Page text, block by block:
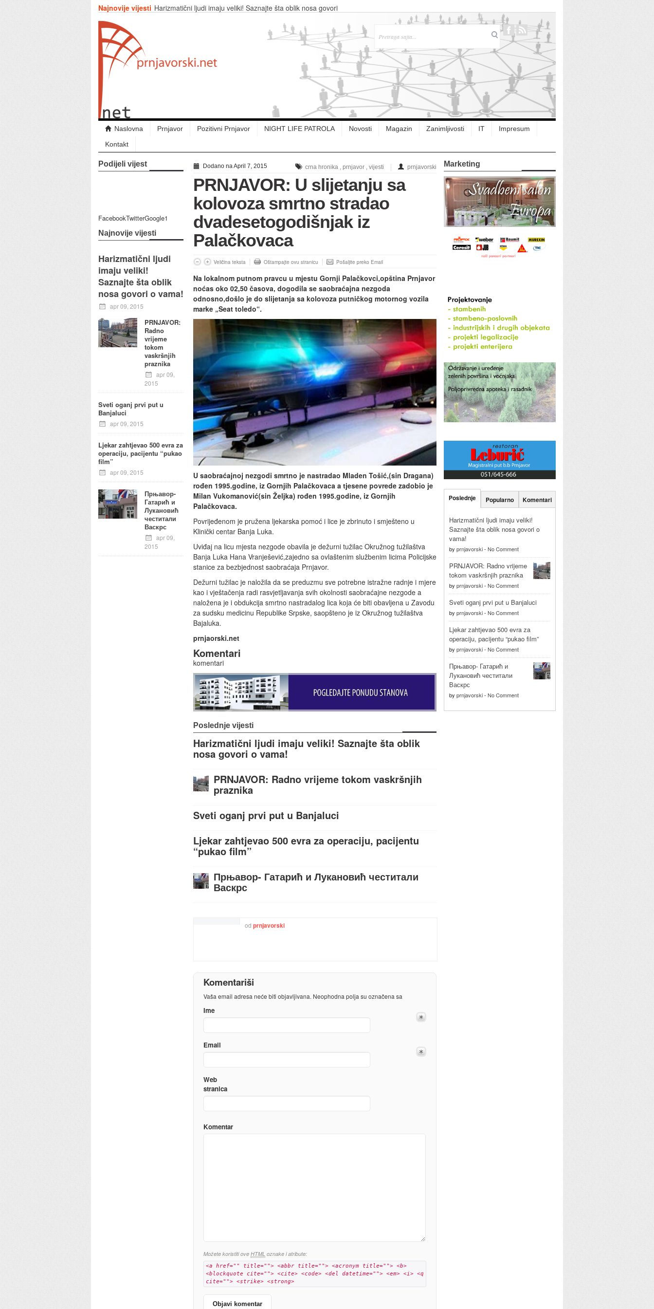
Najnovije vijesti Harizmatični ljudi imaju veliki! Saznajte šta oblik nosa govori
PRNJAVOR: Radno vrijeme tokom vaskršnjih praznika
Ljekar zahtjevao 500 evra za operaciju, pacijentu “pukao
film”
Прњавор- Гатарић и Лукановић честитали Васкрс
Naslovna Prnjavor Pozitivni Prnjavor NIGHT LIFE PATROLA Novosti Magazin Zanimljivosti IT
Impresum
Kontakt
Podijeli vijest
FacebookTwitterGoogle1
Najnovije vijesti
Harizmatični ljudi
imaju veliki!
Saznajte šta oblik
nosa govori o vama!
apr 09, 2015
PRNJAVOR:
Radno
vrijeme
tokom
vaskršnjih
praznika
apr 09,
2015
Sveti oganj prvi put u
Banjaluci
apr 09, 2015
Ljekar zahtjevao 500 evra za
operaciju, pacijentu “pukao
film”
apr 09, 2015
Прњавор-
Гатарић и
Лукановић
честитали
Васкрс
apr 09,
2015
Dodano na April 7, 2015 prnjavorski
crna hronika , prnjavor , vijesti
PRNJAVOR: U slijetanju sa
kolovoza smrtno stradao
dvadesetogodišnjak iz
Palačkovaca
Veličina teksta Oštampajte ovu stranicu Pošaljite preko Email
Na lokalnom putnom pravcu u mjestu Gornji Palačkovci,opština Prnjavor
noćas oko 02,50 časova, dogodila se saobraćajna nezgoda
odnosno,došlo je do slijetanja sa kolovoza putničkog motornog vozila
marke „Seat toledo“.
U saobraćajnoj nezgodi smrtno je nastradao Mladen Tošić,(sin Dragana)
rođen 1995.godine, iz Gornjih Palačkovaca a tjesene povrede zadobio je
Milan Vukomanović(sin Željka) rođen 1995.godine, iz Gornjih
Palačkovaca.
Povrijeđenom je pružena ljekarska pomoć i lice je zbrinuto i smješteno u
Klinički centar Banja Luka.
Uviđaj na licu mjesta nezgode obavila je dežurni tužilac Okružnog tužilaštva
Banja Luka Hana Vranješević,zajedno sa ovlaštenim službenim licima Policijske
stanice za bezbjednost saobraćaja Prnjavor.
Dežurni tužilac je naložila da se preduzmu sve potrebne istražne radnje i mjere
kao i vještačenja radi rasvjetljavanja svih okolnosti saobraćajne nezgode a
naložena je i obdukcija smrtno nastradalog lica koja će biti obavljena u Zavodu
za sudsku medicinu Republike Srpske, saopšteno je iz Okružnog tužilaštva
Bajaluka.
prnjaorski.net
Komentari
komentari
Poslednje vijesti
Harizmatični ljudi imaju veliki! Saznajte šta oblik
nosa govori o vama!
PRNJAVOR: Radno vrijeme tokom vaskršnjih
praznika
Sveti oganj prvi put u Banjaluci
Ljekar zahtjevao 500 evra za operaciju, pacijentu
“pukao film”
Прњавор- Гатарић и Лукановић честитали
Васкрс
od prnjavorski
Komentariši
Vaša email adresa neće biti objavljivana. Neophodna polja su označena sa
Ime
Email
Web
stranica
Komentar
Možete koristiti ove HTML oznake i atribute:
<a href="" title=""> <abbr title=""> <acronym title=""> <b>
<blockquote cite=""> <cite> <code> <del datetime=""> <em> <i> <q
cite=""> <strike> <strong>
Marketing
Poslednje Popularno Komentari
Harizmatični ljudi imaju veliki!
Saznajte šta oblik nosa govori o
vama!
by prnjavorski- No Comment
PRNJAVOR: Radno vrijeme
tokom vaskršnjih praznika
by prnjavorski- No Comment
Sveti oganj prvi put u Banjaluci
by prnjavorski- No Comment
Ljekar zahtjevao 500 evra za
operaciju, pacijentu “pukao film”
by prnjavorski- No Comment
Прњавор- Гатарић и
Лукановић честитали
Васкрс
by prnjavorski- No Comment